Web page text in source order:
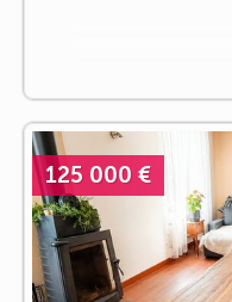
125 000 €